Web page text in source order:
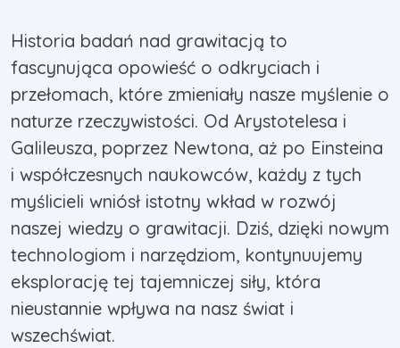
Historia badań nad grawitacją to
fascynująca opowieść o odkryciach i
przełomach, które zmieniały nasze myślenie o
naturze rzeczywistości. Od Arystotelesa i
Galileusza, poprzez Newtona, aż po Einsteina
i współczesnych naukowców, każdy z tych
myślicieli wniósł istotny wkład w rozwój
naszej wiedzy o grawitacji. Dziś, dzięki nowym
technologiom i narzędziom, kontynuujemy
eksplorację tej tajemniczej siły, która
nieustannie wpływa na nasz świat i
wszechświat.